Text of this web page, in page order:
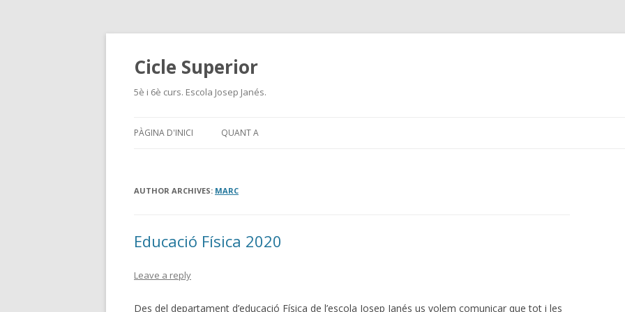
Cicle Superior
5è i 6è curs. Escola Josep Janés.
PÀGINA D'INICI QUANT A
AUTHOR ARCHIVES: MARC
Educació Física 2020
Leave a reply
Des del departament d’educació Física de l’escola Josep Janés us volem comunicar que tot i les